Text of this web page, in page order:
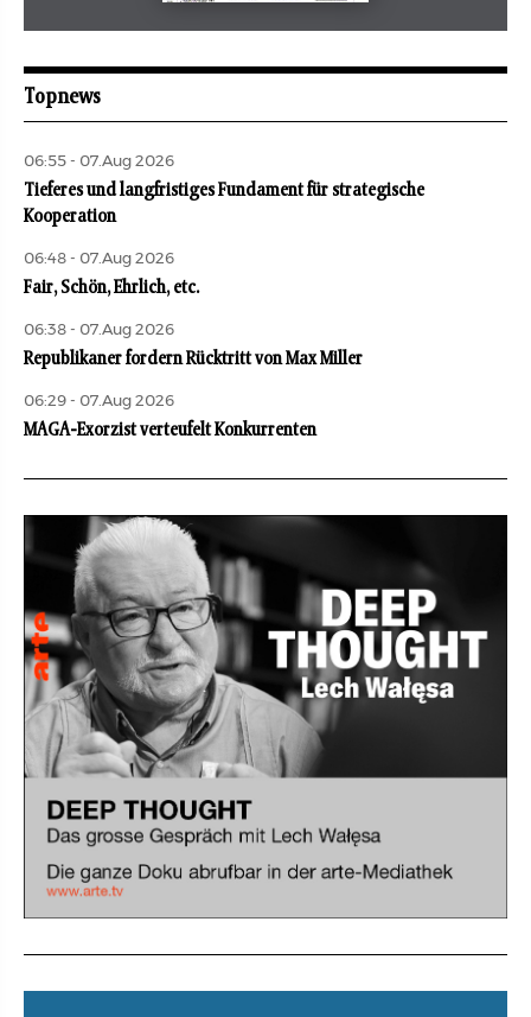
aufbau
Topnews
06:55 - 07.Aug 2026
Tieferes und langfristiges Fundament für strategische
Kooperation
06:48 - 07.Aug 2026
Fair, Schön, Ehrlich, etc.
06:38 - 07.Aug 2026
Republikaner fordern Rücktritt von Max Miller
06:29 - 07.Aug 2026
MAGA-Exorzist verteufelt Konkurrenten